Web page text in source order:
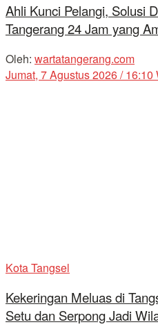
Ahli Kunci Pelangi, Solusi
Tangerang 24 Jam yang
Oleh: wartatangerang.com
Jumat, 7 Agustus 2026 / 16:10
Kota Tangsel
Kekeringan Meluas di
Setu dan Serpong Jadi